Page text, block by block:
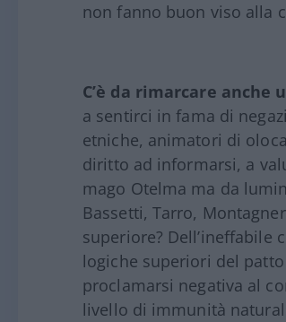
non fanno buon viso alla
C’è da rimarcare anche
a sentirci in fama di
etniche, animatori di
diritto ad informarsi, a
mago Otelma ma da
Bassetti, Tarro,
superiore? Dell’ineffabile
logiche superiori del patto
proclamarsi negativa al
livello di immunità